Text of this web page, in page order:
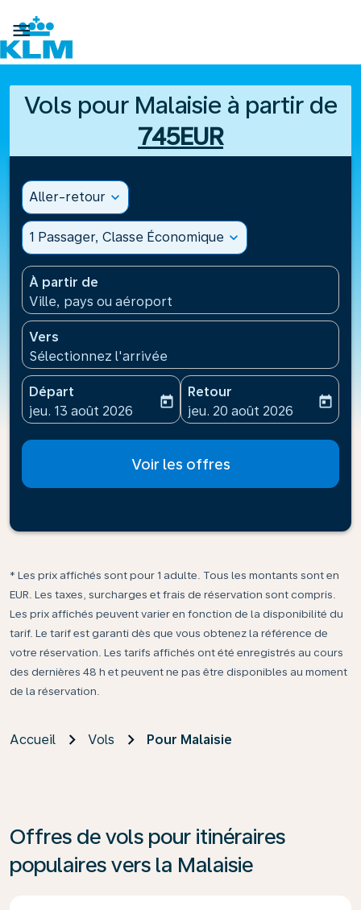

Vols pour Malaisie à partir de
745EUR
Aller-retour expand_more
1 Passager, Classe Économique expand_more
À partir de
Ville, pays ou aéroport
Vers
Sélectionnez l'arrivée
Départ
fc-booking-departure-date-aria-label
jeu. 13 août 2026
today
Retour
fc-booking-return-date-
jeu. 20 août 2026
today
Voir les offres
* Les prix affichés sont pour 1 adulte. Tous les montants sont en
EUR. Les taxes, surcharges et frais de réservation sont compris.
Les prix affichés peuvent varier en fonction de la disponibilité du
tarif. Le tarif est garanti dès que vous obtenez la référence de
votre réservation. Les tarifs affichés ont été enregistrés au cours
des dernières 48 h et peuvent ne pas être disponibles au moment
de la réservation.
Accueil Vols Pour Malaisie
Offres de vols pour itinéraires
populaires vers la Malaisie